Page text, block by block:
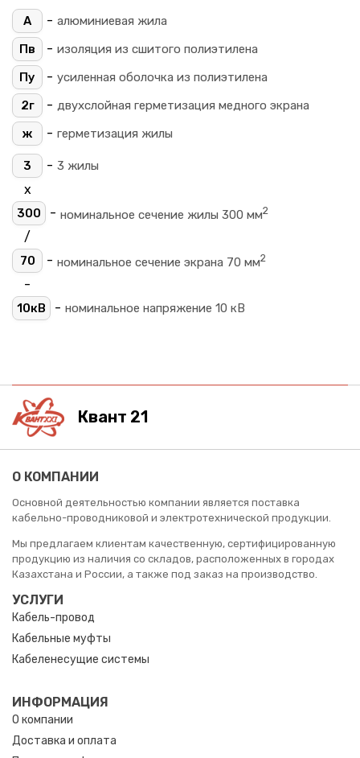
А - алюминиевая жила
Пв
- изоляция из сшитого полиэтилена
Пу
- усиленная оболочка из полиэтилена
2г
- двухслойная герметизация медного экрана
ж
- герметизация жилы
3 - 3 жилы
х
300 - номинальное сечение жилы 300 мм2
/
70 - номинальное сечение экрана 70 мм2
-
10кВ - номинальное напряжение 10 кВ
Квант 21
О КОМПАНИИ
Основной деятельностью компании является поставка
кабельно-проводниковой и электротехнической продукции.
Мы предлагаем клиентам качественную, сертифицированную
продукцию из наличия со складов, расположенных в городах
Казахстана и России, а также под заказ на производство.
УСЛУГИ
Кабель-провод
Кабельные муфты
Кабеленесущие системы
ИНФОРМАЦИЯ
О компании
Доставка и оплата